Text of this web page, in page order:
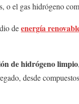
o el gas hidrógeno
deenergía
de hidrógeno limpio
desde